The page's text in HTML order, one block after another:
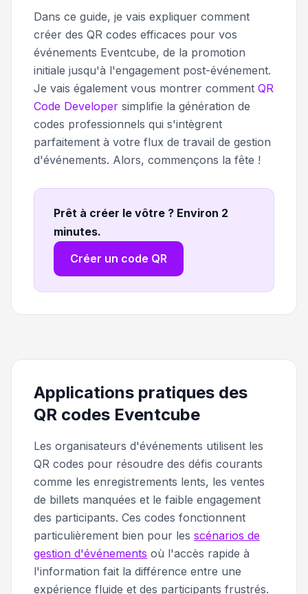
Dans ce guide, je vais expliquer comment
créer des QR codes efficaces pour vos
événements Eventcube, de la promotion
initiale jusqu'à l'engagement post-événement.
Je vais également vous montrer comment QR
Code Developer simplifie la génération de
codes professionnels qui s'intègrent
parfaitement à votre flux de travail de gestion
d'événements. Alors, commençons la fête !
Prêt à créer le vôtre ? Environ 2
minutes.
Créer un code QR
Applications pratiques des
QR codes Eventcube
Les organisateurs d'événements utilisent les
QR codes pour résoudre des défis courants
comme les enregistrements lents, les ventes
de billets manquées et le faible engagement
des participants. Ces codes fonctionnent
particulièrement bien pour les scénarios de
gestion d'événements où l'accès rapide à
l'information fait la différence entre une
expérience fluide et des participants frustrés.